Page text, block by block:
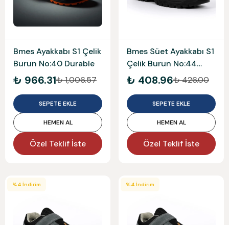
Bmes Ayakkabı S1 Çelik
Burun No:40 Durable
₺ 966.31₺ 1,006.57
SEPETE EKLE
HEMEN AL
Özel Teklif İste
Bmes Süet Ayakkabı S1
Çelik Burun No:44
1453
₺ 408.96₺ 426.00
SEPETE EKLE
HEMEN AL
Özel Teklif İste
%4 İndirim %4 İndirim